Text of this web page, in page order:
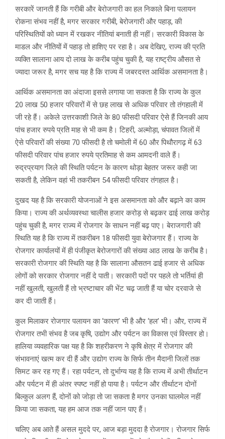
सरकारें जानती हैं कि गरीबी और बेरोजगारी का हल निकाले बिना पलायन
रोकना संभव नहीं है, मगर सरकार गरीबी, बेरोजगारी और पहाड़, की
परिस्थितियों को ध्यान में रखकर नीतियां बनाती ही नहीं। सरकारी विकास के
माडल और नीतियों में पहाड़ तो हाशिए पर रहा है। अब देखिए, राज्य की प्रति
व्यक्ति सालाना आय दो लाख के करीब पहुंच चुकी है, यह राष्ट्रीय औसत से
ज्यादा जरूर है, मगर सच यह है कि राज्य में जबरदस्त आर्थिक असमानता है।
आर्थिक असमानता का अंदाजा इससे लगाया जा सकता है कि राज्य के कुल
20 लाख 50 हजार परिवारों में से छह लाख से अधिक परिवार तो तंगहाली में
जी रहे हैं। अकेले उत्तरकाशी जिले के 80 फीसदी परिवार ऐसे हैं जिनकी आय
पांच हजार रुपये प्रति माह से भी कम है। टिहरी, अल्मोड़ा, चंपावत जिलों में
ऐसे परिवारों की संख्या 70 फीसदी है तो चमोली में 60 और पिथौरागढ़ में 63
फीसदी परिवार पांच हजार रुपये प्रतिमाह से कम आमदनी वाले हैं।
रुद्रप्रयाग जिले की स्थिति पर्यटन के कारण थोड़ा बेहतर जरूर कही जा
सकती है, लेकिन वहां भी तकरीबन 54 फीसदी परिवार तंगहाल है।
दुखद यह है कि सरकारी योजनाओं ने इस असमानता को और बढ़ाने का काम
किया। राज्य की अर्थव्यवस्था चालीस हजार करोड़ से बढ़कर ढाई लाख करोड़
पहुंच चुकी है, मगर राज्य में रोजगार के साधन नहीं बढ़ पाए। बेराजगारी की
स्थिति यह है कि राज्य में तकरीबन 18 फीसदी युवा बेरोजगार हैं। राज्य के
रोजगार कार्यालयों में ही पंजीकृत बेरोजगारों की संख्या आठ लाख के करीब है।
सरकारी रोजगार की स्थिति यह है कि सालाना औसतन ढाई हजार से अधिक
लोगों को सरकार रोजगार नहीं दे पाती। सरकारी पदों पर पहले तो भर्तियां ही
नहीं खुलती, खुलती हैं तो भ्रष्टाचार की भेंट चढ़ जाती हैं या चोर दरवाजे से
कर दी जाती हैं।
कुल मिलाकर रोजगार पलायन का ‘कारण’ भी है और ‘हल’ भी। और, राज्य में
रोजगार तभी संभव है जब कृषि, उद्योग और पर्यटन का विकास एवं विस्तार हो।
हालिया व्यवहारिक पक्ष यह है कि शहरीकरण ने कृषि क्षेत्र में रोजगार की
संभावनाएं खत्म कर दी हैं और उद्योग राज्य के सिर्फ तीन मैदानी जिलों तक
सिमट कर रह गए हैं। रहा पर्यटन, तो दुर्भाग्य यह है कि राज्य में अभी तीर्थाटन
और पर्यटन में ही अंतर स्पष्ट नहीं हो पाया है। पर्यटन और तीर्थाटन दोनों
बिल्कुल अलग हैं, दोनों को जोड़ा तो जा सकता है मगर उनका घालमेल नहीं
किया जा सकता, यह हम आज तक नहीं जान पाए हैं।
चलिए अब आते हैं असल मुददे पर, आज बड़ा मुददा है रोजगार। रोजगार सिर्फ